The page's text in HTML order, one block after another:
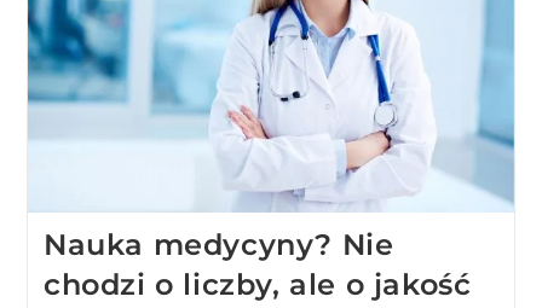
Nauka medycyny? Nie
chodzi o liczby, ale o jakość